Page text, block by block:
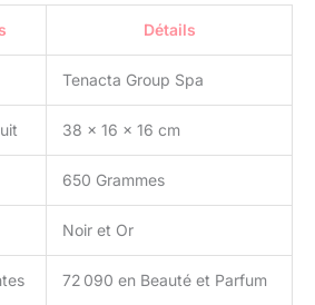
rapide et d'arrêt
automatique après 60
minutes. Nos Plaques
4XL - Nos plaques sont
larges, elles font 45x100
mm et sont composées
de quatre éléments
chauffants (4XL), ce qui
efficacité lors du lissage.
cheveux tandis que le
Détails
Tenacta Group Spa
38 x 16 x 16 cm
650 Grammes
Noir et Or
72 090 en Beauté et Parfum